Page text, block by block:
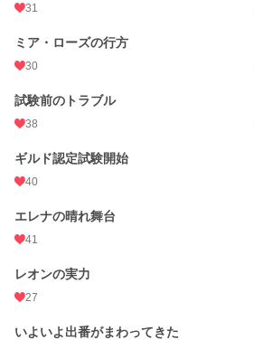
31
ミア・ローズの行方
30
試験前のトラブル
38
ギルド認定試験開始
40
エレナの晴れ舞台
41
レオンの実力
27
いよいよ出番がまわってきた